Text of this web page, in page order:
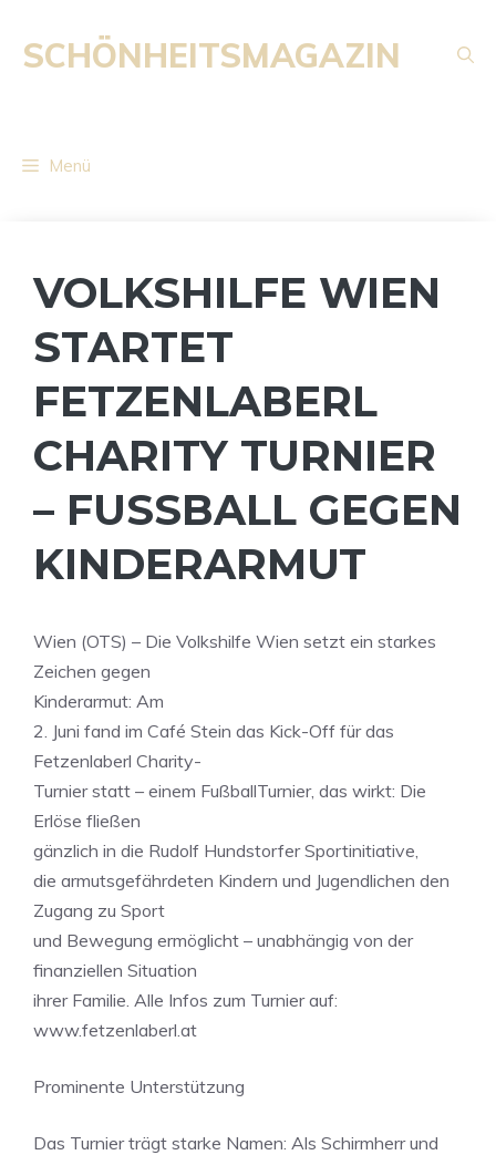
Inhalt
springen
SCHÖNHEITSMAGAZIN
Menü
VOLKSHILFE WIEN
STARTET
FETZENLABERL
CHARITY TURNIER
– FUSSBALL GEGEN K
INDERARMUT
Wien (OTS) – Die Volkshilfe Wien setzt ein starkes
Zeichen gegen
Kinderarmut: Am
2. Juni fand im Café Stein das Kick-Off für das
Fetzenlaberl Charity-
Turnier statt – einem FußballTurnier, das wirkt: Die
Erlöse fließen
gänzlich in die Rudolf Hundstorfer Sportinitiative,
die armutsgefährdeten Kindern und Jugendlichen den
Zugang zu Sport
und Bewegung ermöglicht – unabhängig von der
finanziellen Situation
ihrer Familie. Alle Infos zum Turnier auf:
www.fetzenlaberl.at
Prominente Unterstützung
Das Turnier trägt starke Namen: Als Schirmherr und